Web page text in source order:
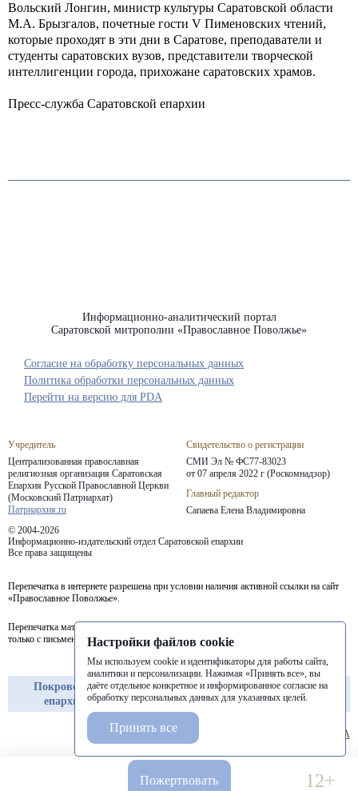
Вольский Лонгин, министр культуры Саратовской области
М.А. Брызгалов, почетные гости V Пименовских чтений,
которые проходят в эти дни в Саратове, преподаватели и
студенты саратовских вузов, представители творческой
интеллигенции города, прихожане саратовских храмов.
Пресс-служба Саратовской епархии
Информационно-аналитический портал
Саратовской митрополии «Православное Поволжье»
Учредитель
Централизованная православная
религиозная организация Саратовская
Епархия Русской Православной Церкви
(Московский Патриархат)
Патриархия.ru
Свидетельство о регистрации
СМИ Эл № ФС77-83023
от 07 апреля 2022 г (Роскомнадзор)
Главный редактор
Сапаева Елена Владимировна
© 2004-2026
Информационно-издательский отдел Саратовской епархии
Все права защищены
Согласие на обработку персональных данных
Политика обработки персональных данных
Перепечатка в интернете разрешена при условии наличия активной ссылки на сайт
«Православное Поволжье».
Перепечатка материалов портала в печатных изданиях (книгах, прессе) возможна
только с письменного разрешения редакции.
Покровская
епархия
Балашовская
епархия
Балаковская
епархия
Перейти на версию для PDA
Пожертвовать 12+
Настройки файлов cookie
Мы используем cookie и идентификаторы для работы сайта,
аналитики и персонализации. Нажимая «Принять все», вы
даёте отдельное конкретное и информированное согласие на
обработку персональных данных для указанных целей.
Принять все